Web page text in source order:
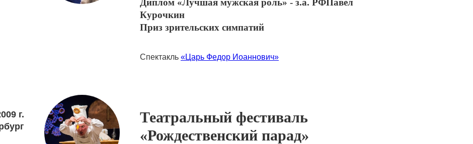
Диплом «Лучшая мужская роль» - з.а. РФПавел
Курочкин
Приз зрительских симпатий
Спектакль «Царь Федор Иоаннович»
г.
Театральный фестиваль
«Рождественский парад»